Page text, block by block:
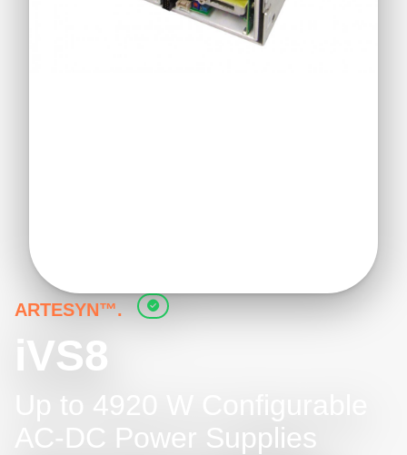
ARTESYN™.
iVS8
Up to 4920 W Configurable
AC-DC Power Supplies